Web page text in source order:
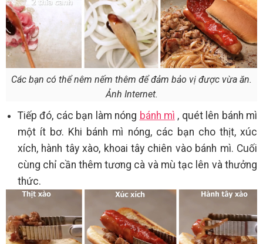
Các bạn có thể nêm nếm thêm để đảm bảo vị được vừa ăn.
Ảnh Internet.
Tiếp đó, các bạn làm nóng bánh mì , quét lên bánh mì
một ít bơ. Khi bánh mì nóng, các bạn cho thịt, xúc
xích, hành tây xào, khoai tây chiên vào bánh mì. Cuối
cùng chỉ cần thêm tương cà và mù tạc lên và thưởng
thức.